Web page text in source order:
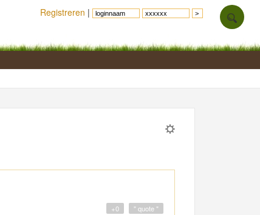
" quote "
+0
Registreren |